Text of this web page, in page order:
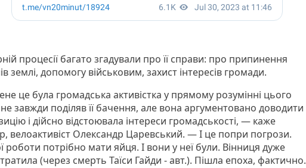
процесії багато згадували про її справи: про припинення
землі, допомогу військовим, захист інтересів громади.
це була громадська активістка у прямому розумінні цього
завжди поділяв її бачення, але вона аргументовано доводити
і дійсно відстоювала інтереси громадськості, — каже
велоактивіст Олександр Царевський. — І це попри погрози.
роботи потрібно мати яйця. І вони у неї були. Вінниця дуже
(через смерть Таїси Гайди - авт.). Пішла епоха, фактично.